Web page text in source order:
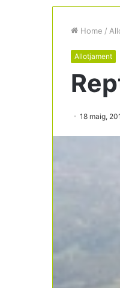
Home /
Allotjament
18 maig,